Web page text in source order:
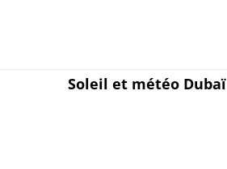
Soleil et météo Dubaï